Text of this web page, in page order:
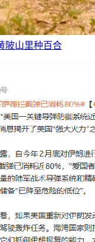
陂山里种百合